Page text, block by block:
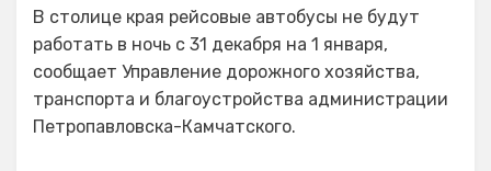
В столице края рейсовые автобусы не будут
работать в ночь с 31 декабря на 1 января,
сообщает Управление дорожного хозяйства,
транспорта и благоустройства администрации
Петропавловска-Камчатского.